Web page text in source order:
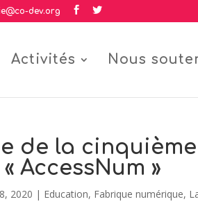
dev.org
Activités Nous
de la
AccessNum »
2020 | Education, Fabrique numérique,